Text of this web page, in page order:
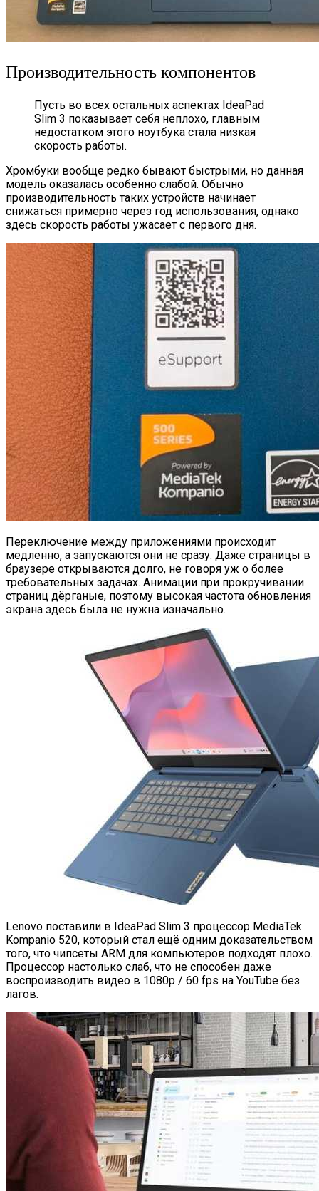
Производительность компонентов
Пусть во всех остальных аспектах IdeaPad
Slim 3 показывает себя неплохо, главным
недостатком этого ноутбука стала низкая
скорость работы.
Хромбуки вообще редко бывают быстрыми, но данная
модель оказалась особенно слабой. Обычно
производительность таких устройств начинает
снижаться примерно через год использования, однако
здесь скорость работы ужасает с первого дня.
Переключение между приложениями происходит
медленно, а запускаются они не сразу. Даже страницы в
браузере открываются долго, не говоря уж о более
требовательных задачах. Анимации при прокручивании
страниц дёрганые, поэтому высокая частота обновления
экрана здесь была не нужна изначально.
Lenovo поставили в IdeaPad Slim 3 процессор MediaTek
Kompanio 520, который стал ещё одним доказательством
того, что чипсеты ARM для компьютеров подходят плохо.
Процессор настолько слаб, что не способен даже
воспроизводить видео в 1080p / 60 fps на YouTube без
лагов.